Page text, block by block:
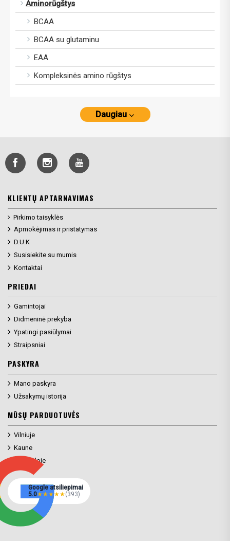
Aminorūgštys
BCAA
BCAA su glutaminu
EAA
Kompleksinės amino rūgštys
Daugiau
KLIENTŲ APTARNAVIMAS
Pirkimo taisyklės
Apmokėjimas ir pristatymas
D.U.K
Susisiekite su mumis
Kontaktai
PRIEDAI
Gamintojai
Didmeninė prekyba
Ypatingi pasiūlymai
Straipsniai
PASKYRA
Mano paskyra
Užsakymų istorija
MŪSŲ PARDUOTUVĖS
Vilniuje
Kaune
Klaipėdoje
Google atsiliepimai
5.0★★★★★(393)